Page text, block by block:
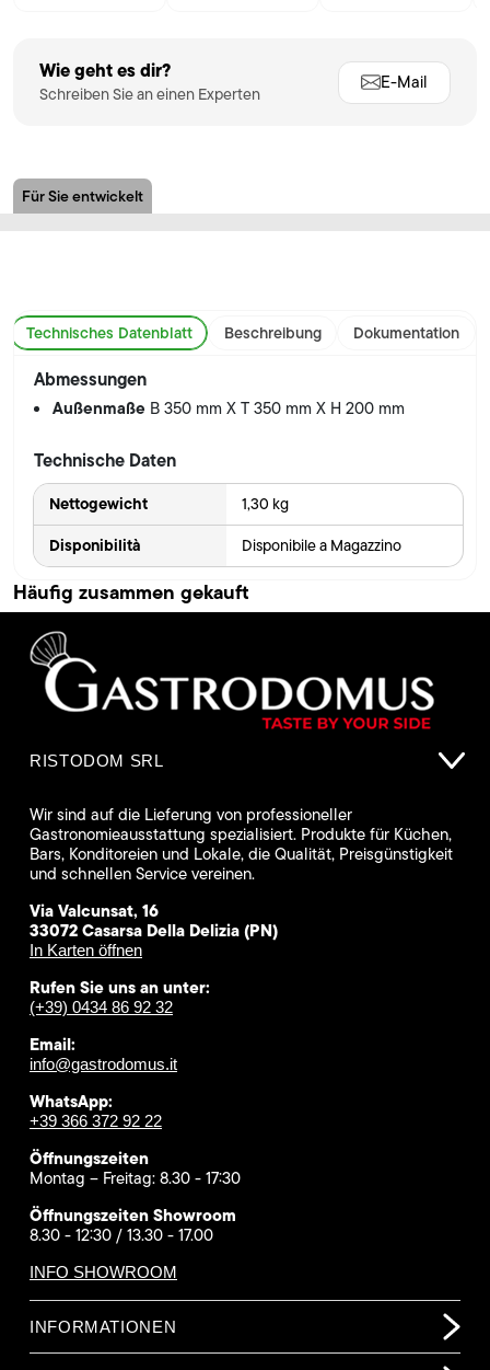
Wie geht es dir?
Schreiben Sie an einen Experten
E-Mail
Für Sie entwickelt
Technisches Datenblatt Beschreibung Dokumentation
Abmessungen
Außenmaße B 350 mm X T 350 mm X H 200 mm
Technische Daten
Nettogewicht 1,30 kg
Disponibilità Disponibile a Magazzino
Häufig zusammen gekauft
RISTODOM SRL
Wir sind auf die Lieferung von professioneller
Gastronomieausstattung spezialisiert. Produkte für Küchen,
Bars, Konditoreien und Lokale, die Qualität, Preisgünstigkeit
und schnellen Service vereinen.
Via Valcunsat, 16
33072 Casarsa Della Delizia (PN)
In Karten öffnen
Rufen Sie uns an unter:
(+39) 0434 86 92 32
Email:
info@gastrodomus.it
WhatsApp:
+39 366 372 92 22
Öffnungszeiten
Montag – Freitag: 8.30 - 17:30
Öffnungszeiten Showroom
8.30 - 12:30 / 13.30 - 17.00
INFO SHOWROOM
INFORMATIONEN